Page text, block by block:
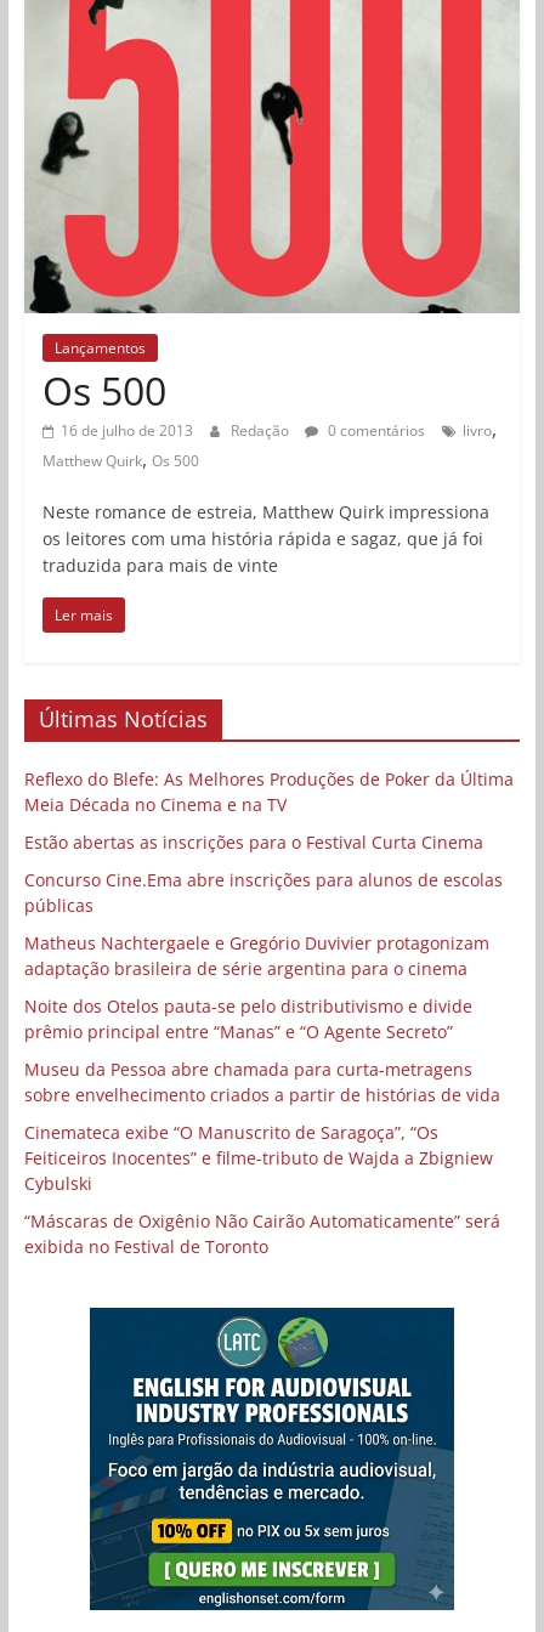
Lançamentos
Os 500
16 de julho de 2013 Redação 0 comentários livro,
Matthew Quirk, Os 500
Neste romance de estreia, Matthew Quirk impressiona
os leitores com uma história rápida e sagaz, que já foi
traduzida para mais de vinte
Ler mais
Últimas Notícias
Reflexo do Blefe: As Melhores Produções de Poker da Última
Meia Década no Cinema e na TV
Estão abertas as inscrições para o Festival Curta Cinema
Concurso Cine.Ema abre inscrições para alunos de escolas
públicas
Matheus Nachtergaele e Gregório Duvivier protagonizam
adaptação brasileira de série argentina para o cinema
Noite dos Otelos pauta-se pelo distributivismo e divide
prêmio principal entre “Manas” e “O Agente Secreto”
Museu da Pessoa abre chamada para curta-metragens
sobre envelhecimento criados a partir de histórias de vida
Cinemateca exibe “O Manuscrito de Saragoça”, “Os
Feiticeiros Inocentes” e filme-tributo de Wajda a Zbigniew
Cybulski
“Máscaras de Oxigênio Não Cairão Automaticamente” será
exibida no Festival de Toronto